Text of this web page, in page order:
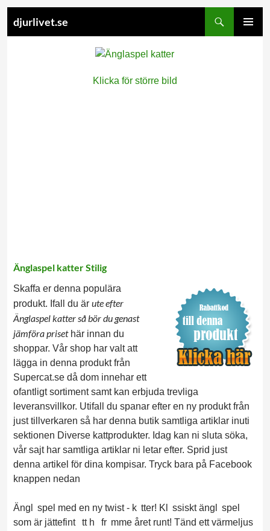
djurlivet.se
Klicka för större bild
Änglaspel katter Stilig
Skaffa er denna populära
produkt. Ifall du är ute efter
Änglaspel katter så bör du genast
jämföra prisethär innan du
shoppar. Vår shop har valt att
lägga in denna produkt från
Supercat.se då dom innehar ett
ofantligt sortiment samt kan erbjuda trevliga
leveransvillkor. Utifall du spanar efter en ny produkt från
just tillverkaren så har denna butik samtliga artiklar inuti
sektionen Diverse kattprodukter. Idag kan ni sluta söka,
vår sajt har samtliga artiklar ni letar efter. Sprid just
denna artikel för dina kompisar. Tryck bara på Facebook
knappen nedan
Ängl spel med en ny twist - k tter! Kl ssiskt ängl
spel
som är jättefint tt h fr mme året runt! Tänd ett värmeljus